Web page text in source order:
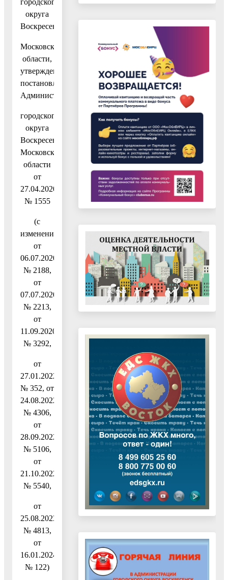
округа
Воскресенск
Московской
области,
утвержденное
постановлением
Администрации
городского
округа
Воскресенск
Московской
области
от
27.04.2020
№ 1555
(с
изменениями
от
06.07.2020
№ 2188,
от
07.07.2020
№ 2213,
от
11.09.2020
№ 3292,
от
27.01.2022
№ 352, от
24.08.2022
№ 4306,
от
28.09.2022
№ 5106,
от
21.10.2022
№ 5540,
от
25.08.2023
№ 4813,
от
16.01.2024
№ 122)